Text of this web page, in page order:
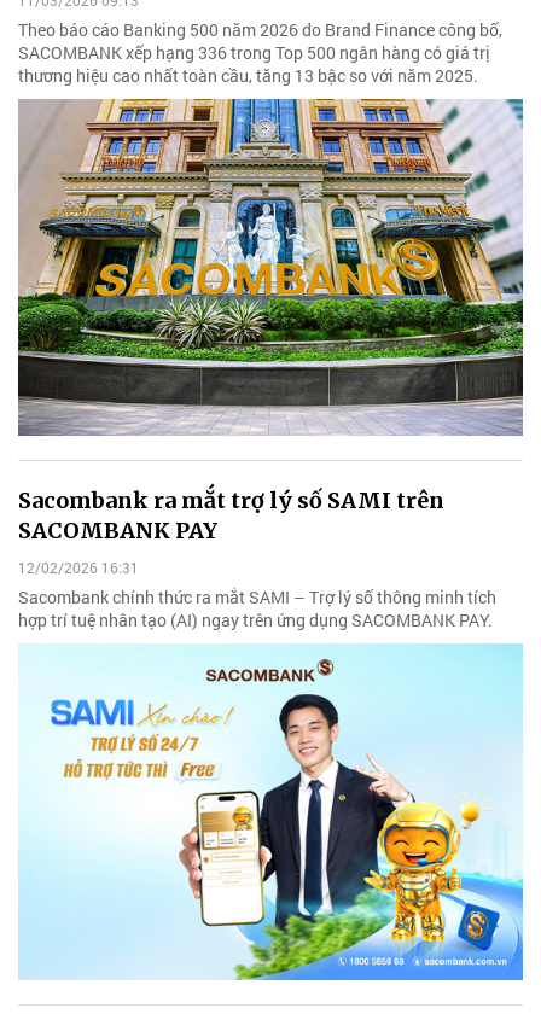
Theo báo cáo Banking 500 năm 2026 do Brand Finance công bố,
SACOMBANK xếp hạng 336 trong Top 500 ngân hàng có giá trị
thương hiệu cao nhất toàn cầu, tăng 13 bậc so với năm 2025.
Sacombank ra mắt trợ lý số SAMI trên
SACOMBANK PAY
12/02/2026 16:31
Sacombank chính thức ra mắt SAMI – Trợ lý số thông minh tích
hợp trí tuệ nhân tạo (AI) ngay trên ứng dụng SACOMBANK PAY.